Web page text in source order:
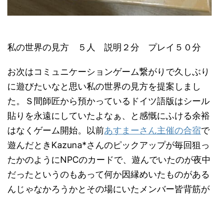
私の世界の見方 ５人 説明２分 プレイ５０分
お次はコミュニケーションゲーム繋がりで久しぶり
に遊びたいなと思い私の世界の見方を提案しまし
た。Ｓ間師匠から預かっているドイツ語版はシール
貼りを永遠にしていたよなぁ、と感慨にふける余裕
はなくゲーム開始。以前あすまーさん主催の合宿で
遊んだときKazuna*さんのピックアップが毎回狙っ
たかのようにNPCのカードで、遊んでいたのが夜中
だったというのもあって何か因縁めいたものがある
んじゃなかろうかとその場にいたメンバー皆背筋が